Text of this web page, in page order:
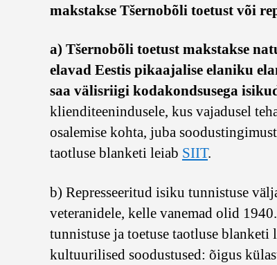
makstakse Tšernobõli toetust või
a) Tšernobõli toetust makstakse
elavad Eestis pikaajalise elaniku
saa välisriigi kodakondsusega
klienditeenindusele, kus vajadusel
osalemise kohta, juba
taotluse blanketi leiab SIIT.
b) Represseeritud isiku tunnistuse
veteranidele, kelle vanemad olid
tunnistuse ja toetuse taotluse blanketi
kultuurilised soodustused: õigus